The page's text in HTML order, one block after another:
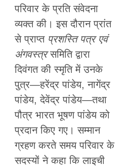
परिवार के प्रति संवेदना
व्यक्त की। इस दौरान प्रांत
से प्राप्त प्रशस्ति पत्र एवं
अंगवस्त्रसमिति द्वारा
दिवंगत की स्मृति में उनके
पुत्र—हरेंद्र पांडेय, नागेंद्र
पांडेय, देवेंद्र पांडेय—तथा
पौत्र भारत भूषण पांडेय को
प्रदान किए गए। सम्मान
ग्रहण करते समय परिवार के
सदस्यों ने कहा कि लाइची